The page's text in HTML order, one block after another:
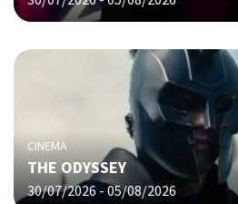
CINEMA
THE ODYSSEY
30/07/2026 - 05/08/2026